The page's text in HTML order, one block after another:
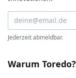
Jederzeit abmeldbar.
Warum Toredo?